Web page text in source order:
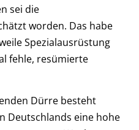
sei die
worden. Das habe
Spezialausrüstung
fehle, resümierte
Dürre besteht
Deutschlands eine hohe